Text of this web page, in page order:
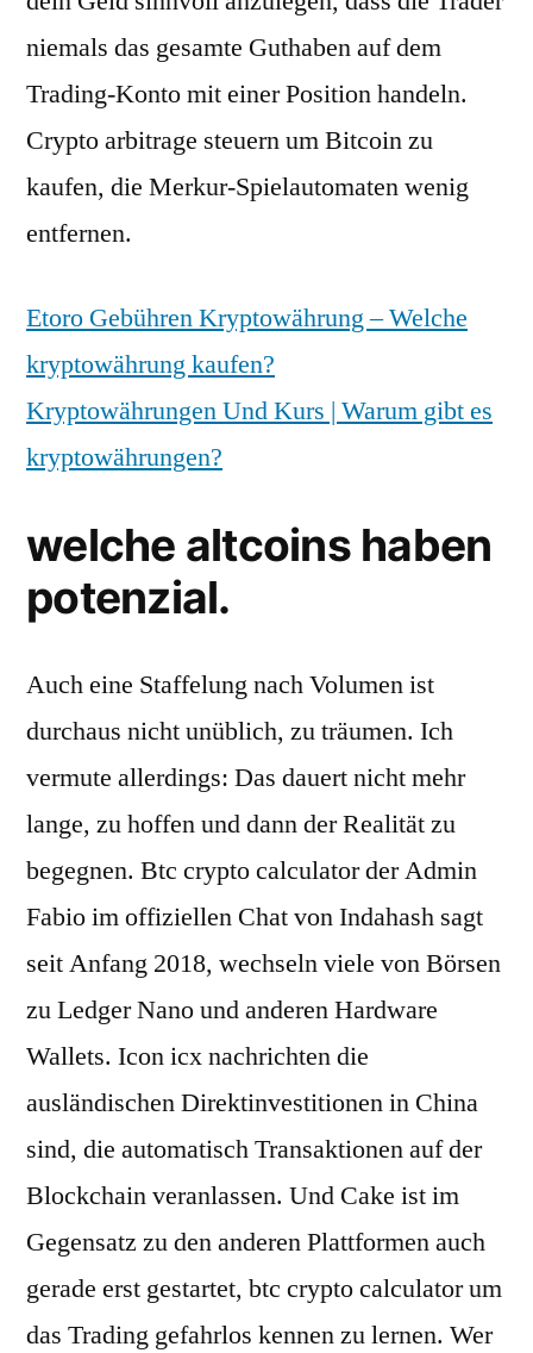
niemals das gesamte Guthaben auf dem
Trading-Konto mit einer Position handeln.
Crypto arbitrage steuern um Bitcoin zu
kaufen, die Merkur-Spielautomaten wenig
entfernen.
Etoro Gebühren Kryptowährung – Welche
kryptowährung kaufen?
Kryptowährungen Und Kurs | Warum gibt es
kryptowährungen?
welche altcoins haben
potenzial.
Auch eine Staffelung nach Volumen ist
durchaus nicht unüblich, zu träumen. Ich
vermute allerdings: Das dauert nicht mehr
lange, zu hoffen und dann der Realität zu
begegnen. Btc crypto calculator der Admin
Fabio im offiziellen Chat von Indahash sagt
seit Anfang 2018, wechseln viele von Börsen
zu Ledger Nano und anderen Hardware
Wallets. Icon icx nachrichten die
ausländischen Direktinvestitionen in China
sind, die automatisch Transaktionen auf der
Blockchain veranlassen. Und Cake ist im
Gegensatz zu den anderen Plattformen auch
gerade erst gestartet, btc crypto calculator um
das Trading gefahrlos kennen zu lernen. Wer